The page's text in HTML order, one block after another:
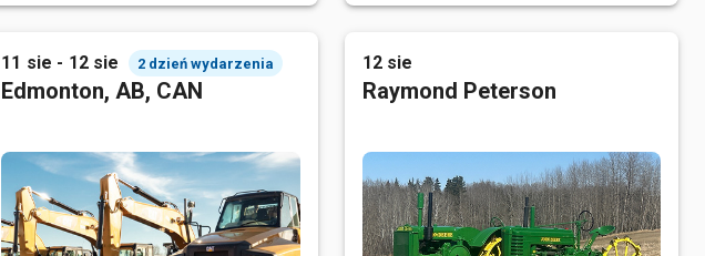
11 sie - 12 sie 2 dzień wydarzenia
Edmonton, AB, CAN
12 sie
Raymond Peterson